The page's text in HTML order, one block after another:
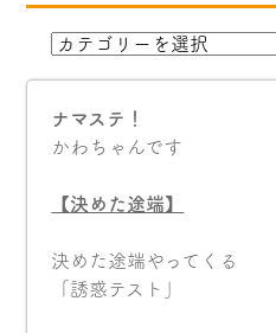
ナマステ！
かわちゃんです
【決めた途端】
決めた途端やってくる
「誘惑テスト」